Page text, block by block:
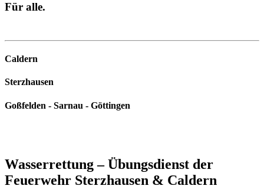
Für alle.
Caldern
Sterzhausen
Goßfelden - Sarnau - Göttingen
Wasserrettung – Übungsdienst der
Feuerwehr Sterzhausen & Caldern